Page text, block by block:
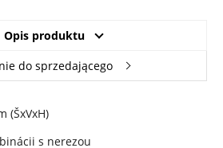
Opis produktu
do sprzedającego
(ŠxVxH)
s nerezou